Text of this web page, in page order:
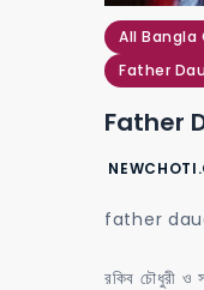
All Bangla
Father
Father
father
রকিব চৌধুরী ও